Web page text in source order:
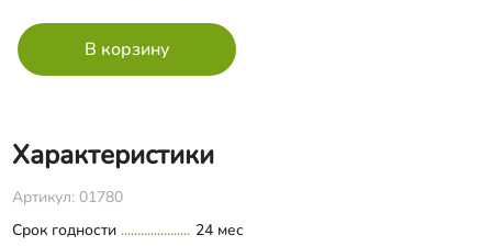
Характеристики
Артикул: 01780
Срок годности
24 мес